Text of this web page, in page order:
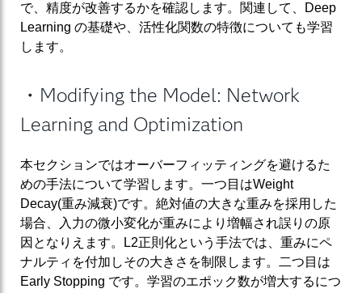
で、精度が改善するかを確認します。関連して、Deep
Learning の基礎や、活性化関数の特徴についても学習
します。
・Modifying the Model: Network
Learning and Optimization
本セクションではオーバーフィッティングを避けるた
めの手法について学習します。一つ目はWeight
Decay(重み減衰)です。絶対値の大きな重みを採用した
場合、入力の微小変化が重みにより増幅され誤りの原
因となりえます。L2正則化という手法では、重みにペ
ナルティを付加しその大きさを制限します。二つ目は
Early Stopping です。学習のエポック数が増大するにつ